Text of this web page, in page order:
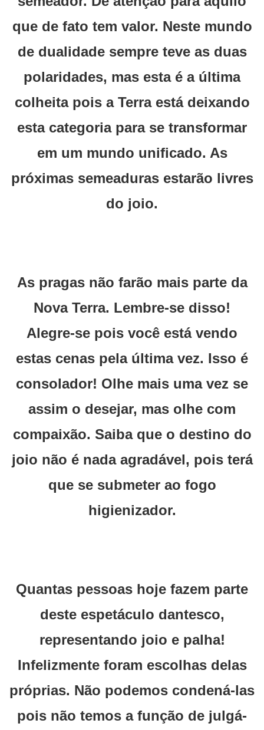
que de fato tem valor. Neste mundo
de dualidade sempre teve as duas
polaridades, mas esta é a última
colheita pois a Terra está deixando
esta categoria para se transformar
em um mundo unificado. As
próximas semeaduras estarão livres
do joio.
As pragas não farão mais parte da
Nova Terra. Lembre-se disso!
Alegre-se pois você está vendo
estas cenas pela última vez. Isso é
consolador! Olhe mais uma vez se
assim o desejar, mas olhe com
compaixão. Saiba que o destino do
joio não é nada agradável, pois terá
que se submeter ao fogo
higienizador.
Quantas pessoas hoje fazem parte
deste espetáculo dantesco,
representando joio e palha!
Infelizmente foram escolhas delas
próprias. Não podemos condená-las
pois não temos a função de julgá-